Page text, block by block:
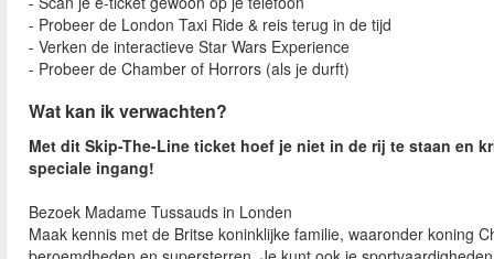
- Probeer de London Taxi Ride & reis terug in de tijd
- Verken de interactieve Star Wars Experience
- Probeer de Chamber of Horrors (als je durft)
Wat kan ik verwachten?
Met dit Skip-The-Line ticket hoef je niet in de rij te staan en
speciale ingang!
Bezoek Madame Tussauds in Londen
Maak kennis met de Britse koninklijke familie, waaronder koning